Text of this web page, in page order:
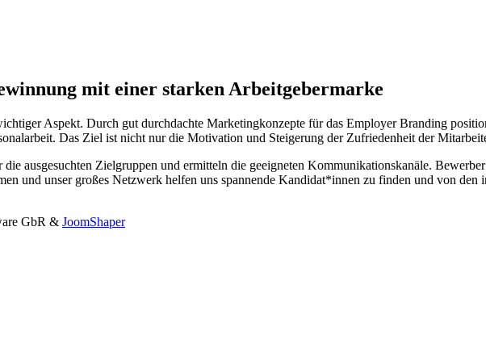
mit einer starken Arbeitgebermarke
Aspekt. Durch gut durchdachte Marketingkonzepte für das Employer Branding
Das Ziel ist nicht nur die Motivation und Steigerung der Zufriedenheit der
ausgesuchten Zielgruppen und ermitteln die geeigneten Kommunikationskanäle.
und unser großes Netzwerk helfen uns spannende Kandidat*innen zu finden und von den
GbR & JoomShaper